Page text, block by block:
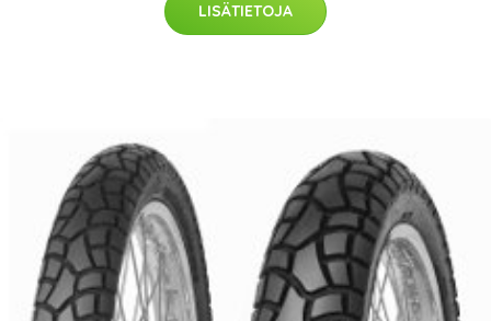
LISÄTIETOJA